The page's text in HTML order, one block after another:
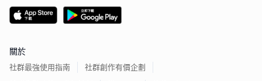
關於
社群最強使用指南
社群創作有價企劃